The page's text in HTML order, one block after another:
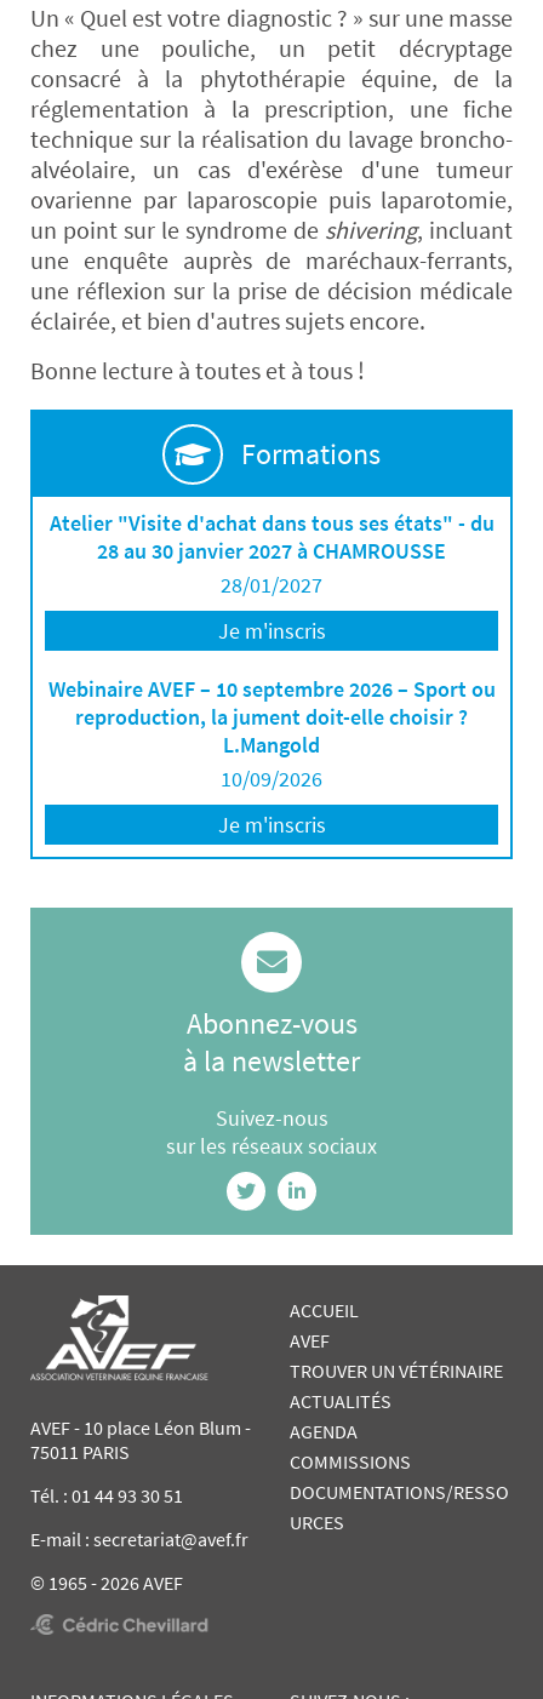
Un « Quel est votre diagnostic ? » sur une masse
chez une pouliche, un petit décryptage
consacré à la phytothérapie équine, de la
réglementation à la prescription, une fiche
technique sur la réalisation du lavage broncho-
alvéolaire, un cas d'exérèse d'une tumeur
ovarienne par laparoscopie puis laparotomie,
un point sur le syndrome de shivering, incluant
une enquête auprès de maréchaux-ferrants,
une réflexion sur la prise de décision médicale
éclairée, et bien d'autres sujets encore.
Bonne lecture à toutes et à tous !
Formations
Atelier "Visite d'achat dans tous ses états" - du
28 au 30 janvier 2027 à CHAMROUSSE
28/01/2027
Je m'inscris
Webinaire AVEF – 10 septembre 2026 – Sport ou
reproduction, la jument doit-elle choisir ?
L.Mangold
10/09/2026
Je m'inscris
Abonnez-vous
à la newsletter
Suivez-nous
sur les réseaux sociaux
AVEF - 10 place Léon Blum -
75011 PARIS
Tél. : 01 44 93 30 51
E-mail : secretariat@avef.fr
© 1965 - 2026 AVEF
ACCUEIL
AVEF
TROUVER UN VÉTÉRINAIRE
ACTUALITÉS
AGENDA
COMMISSIONS
DOCUMENTATIONS/RESSO
URCES